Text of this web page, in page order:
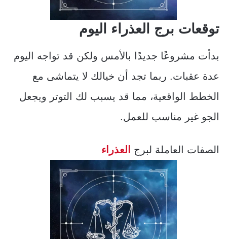
توقعات برج العذراء اليوم
بدأت مشروعًا جديدًا بالأمس ولكن قد تواجه اليوم
عدة عقبات. ربما تجد أن خيالك لا يتماشى مع
الخطط الواقعية، مما قد يسبب لك التوتر ويجعل
الجو غير مناسب للعمل.
الصفات العاملة لبرج العذراء